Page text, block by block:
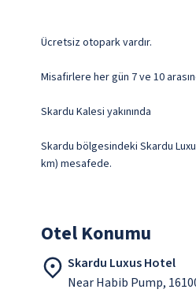
Ücretsiz otopark vardır.
Misafirlere her gün 7 ve 10
Skardu Kalesi yakınında
Skardu bölgesindeki Skardu
km) mesafede.
Otel Konumu
Skardu Luxus Hotel
Near Habib Pump,